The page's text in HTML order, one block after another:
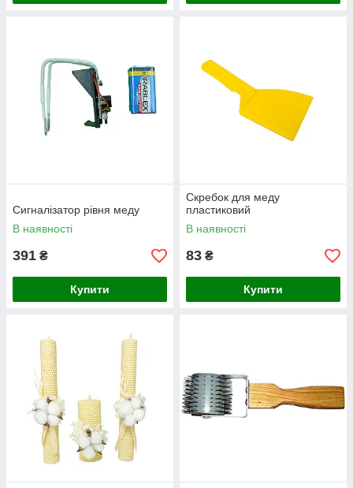
Сигналізатор рівня меду
В наявності
391 ₴
Купити
Скребок для меду
пластиковий
В наявності
83 ₴
Купити